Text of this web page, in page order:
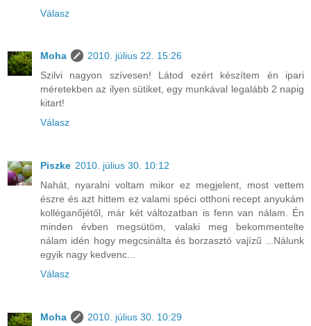
Válasz
Moha
2010. július 22. 15:26
Szilvi nagyon szívesen! Látod ezért készítem én ipari
méretekben az ilyen sütiket, egy munkával legalább 2 napig
kitart!
Válasz
Piszke 2010. július 30. 10:12
Nahát, nyaralni voltam mikor ez megjelent, most vettem
észre és azt hittem ez valami spéci otthoni recept anyukám
kolléganőjétől, már két változatban is fenn van nálam. Én
minden évben megsütöm, valaki meg bekommentelte
nálam idén hogy megcsinálta és borzasztó vajízű ...Nálunk
egyik nagy kedvenc...
Válasz
Moha
2010. július 30. 10:29